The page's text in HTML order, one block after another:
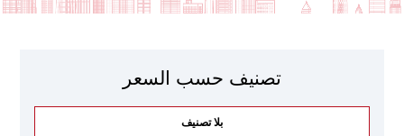
تصنيف حسب السعر
بلا تصنيف